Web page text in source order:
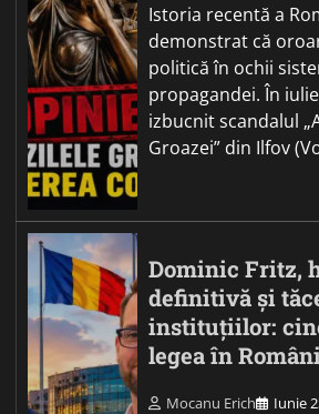
Istoria recentă a
demonstrat că
politică în ochii
propagandei. În
izbucnit scandalul
Groazei” din Ilfov
Dominic Fritz,
definitivă și
instituțiilor:
legea în
Mocanu Erich Iunie